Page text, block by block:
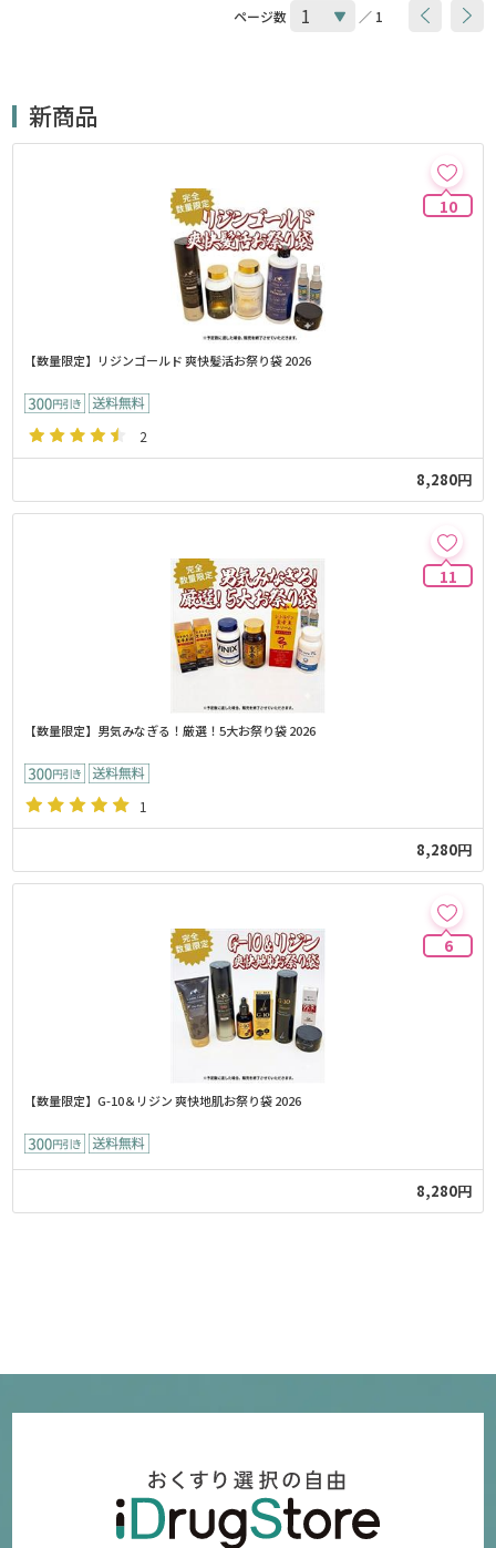
ページ数 ／ 1
新商品
10
【数量限定】リジンゴールド 爽快髪活お祭り袋 2026
2
8,280円
11
【数量限定】男気みなぎる！厳選！5大お祭り袋 2026
1
8,280円
6
【数量限定】G-10＆リジン 爽快地肌お祭り袋 2026
8,280円